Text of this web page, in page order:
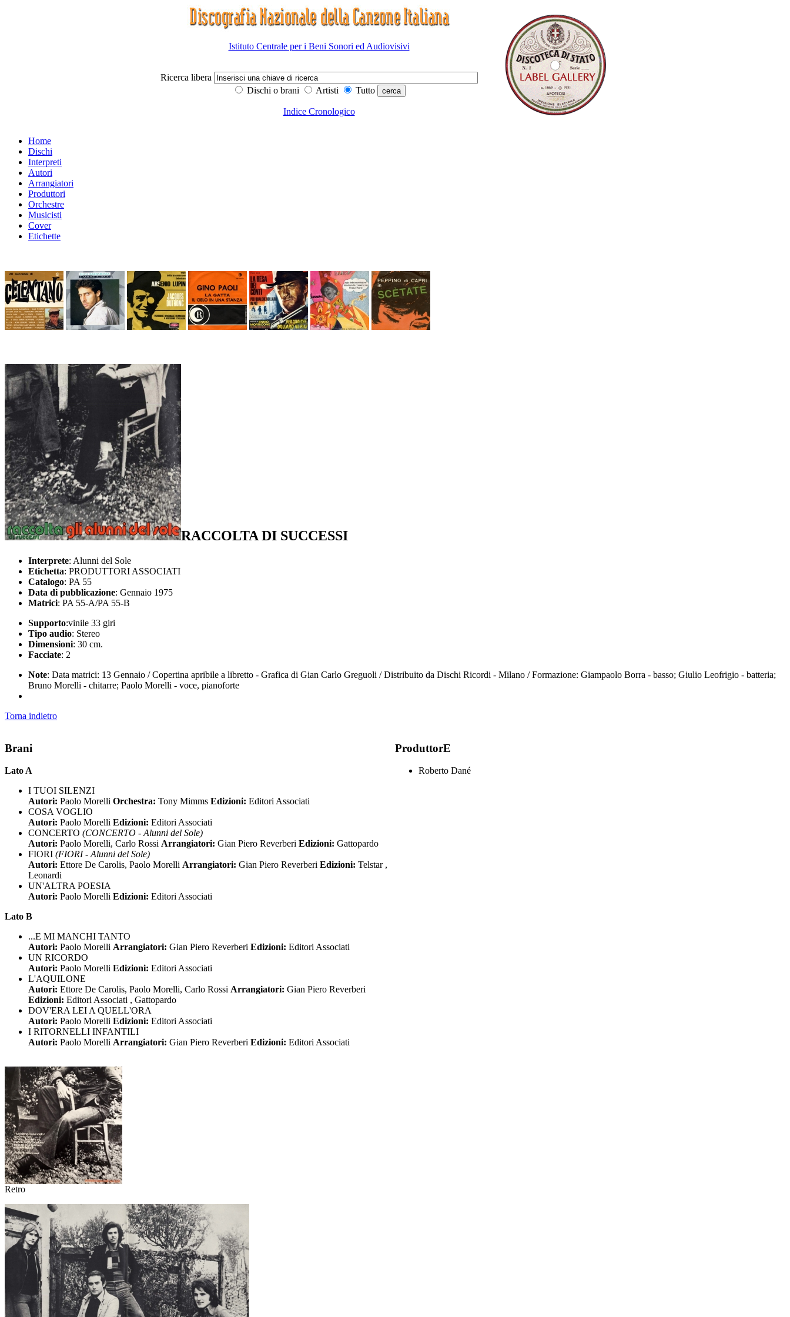
Istituto Centrale per i Beni Sonori ed Audiovisivi
Ricerca libera
Dischi o brani
Artisti Tutto
Indice Cronologico
Home
Dischi
Interpreti
Autori
Arrangiatori
Produttori
Orchestre
Musicisti
Cover
Etichette
RACCOLTA DI SUCCESSI
Interprete: Alunni del Sole
Etichetta: PRODUTTORI ASSOCIATI
Catalogo: PA 55
Data di pubblicazione: Gennaio 1975
Matrici: PA 55-A/PA 55-B
Supporto:vinile 33 giri
Tipo audio: Stereo
Dimensioni: 30 cm.
Facciate: 2
Note: Data matrici: 13 Gennaio / Copertina apribile a libretto - Grafica di Gian Carlo Greguoli / Distribuito da Dischi Ricordi - Milano / Formazione: Giampaolo Borra - basso; Giulio Leofrigio - batteria;
Bruno Morelli - chitarre; Paolo Morelli - voce, pianoforte
Torna indietro
Brani
Lato A
I TUOI SILENZI
Autori: Paolo Morelli Orchestra: Tony Mimms Edizioni: Editori Associati
COSA VOGLIO
Autori: Paolo Morelli Edizioni: Editori Associati
CONCERTO (CONCERTO - Alunni del Sole)
Autori: Paolo Morelli, Carlo Rossi Arrangiatori: Gian Piero Reverberi Edizioni: Gattopardo
FIORI (FIORI - Alunni del Sole)
Autori: Ettore De Carolis, Paolo Morelli Arrangiatori: Gian Piero Reverberi Edizioni: Telstar ,
Leonardi
UN'ALTRA POESIA
Autori: Paolo Morelli Edizioni: Editori Associati
Lato B
...E MI MANCHI TANTO
Autori: Paolo Morelli Arrangiatori: Gian Piero Reverberi Edizioni: Editori Associati
UN RICORDO
Autori: Paolo Morelli Edizioni: Editori Associati
L'AQUILONE
Autori: Ettore De Carolis, Paolo Morelli, Carlo Rossi Arrangiatori: Gian Piero Reverberi
Edizioni: Editori Associati , Gattopardo
DOV'ERA LEI A QUELL'ORA
Autori: Paolo Morelli Edizioni: Editori Associati
I RITORNELLI INFANTILI
Autori: Paolo Morelli Arrangiatori: Gian Piero Reverberi Edizioni: Editori Associati
ProduttorE
Roberto Dané
Retro